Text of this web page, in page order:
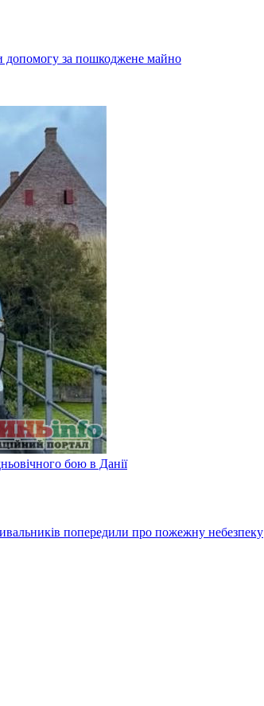
допомогу за пошкоджене майно
бою в Данії
попередили про пожежну небезпеку